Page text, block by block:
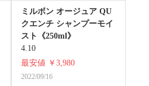
ミルボン オージュア QU
クエンチ シャンプーモイ
スト《250ml》
4.10
最安値 ￥3,980
2022/09/16